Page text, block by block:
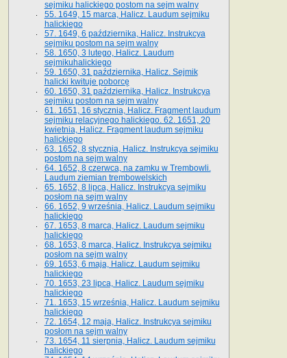
sejmiku halickiego postom na sejm walny
55. 1649, 15 marca, Halicz. Laudum sejmiku
halickiego
57. 1649, 6 października, Halicz. Instrukcya
sejmiku postom na sejm walny
58. 1650, 3 lutego, Halicz. Laudum
sejmikuhalickiego
59. 1650, 31 października, Halicz. Sejmik
halicki kwituje poborcę
60. 1650, 31 października, Halicz. Instrukcya
sejmiku postom na sejm walny
61. 1651, 16 stycznia, Halicz. Fragment laudum
sejmiku relacyjnego halickiego. 62. 1651, 20
kwietnia, Halicz. Fragment laudum sejmiku
halickiego
63. 1652, 8 stycznia, Halicz. Instrukcya sejmiku
postom na sejm walny
64. 1652, 8 czerwca, na zamku w Trembowli.
Laudum ziemian trembowelskich
65. 1652, 8 lipca, Halicz. Instrukcya sejmiku
posłom na sejm walny
66. 1652, 9 września, Halicz. Laudum sejmiku
halickiego
67. 1653, 8 marca, Halicz. Laudum sejmiku
halickiego
68. 1653, 8 marca, Halicz. Instrukcya sejmiku
posłom na sejm walny
69. 1653, 6 maja, Halicz. Laudum sejmiku
halickiego
70. 1653, 23 lipca, Halicz. Laudum sejmiku
halickiego
71. 1653, 15 września, Halicz. Laudum sejmiku
halickiego
72. 1654, 12 maja, Halicz. Instrukcya sejmiku
posłom na sejm walny
73. 1654, 11 sierpnia, Halicz. Laudum sejmiku
halickiego